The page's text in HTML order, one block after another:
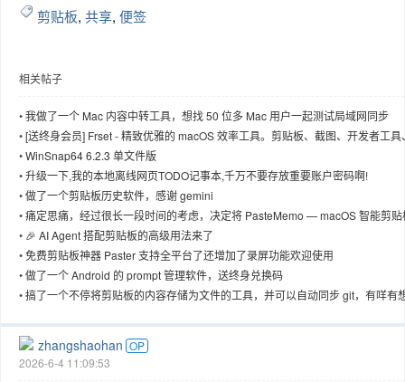
剪贴板, 共享, 便签
相关帖子
•我做了一个 Mac 内容中转工具，想找 50 位多 Mac 用户一起测试局域网同步
•[送终身会员] Frset - 精致优雅的 macOS 效率工具。剪贴板、截图、开发者工具
Markdown、放假日历等...
•WinSnap64 6.2.3 单文件版
•升级一下,我的本地离线网页TODO记事本,千万不要存放重要账户密码啊!
•做了一个剪贴板历史软件，感谢 gemini
•痛定思痛，经过很长一段时间的考虑，决定将 PasteMemo — macOS 智能剪贴
管理器，今天正式开源了！
• 🎉 AI Agent 搭配剪贴板的高级用法来了
•免费剪贴板神器 Paster 支持全平台了还增加了录屏功能欢迎使用
•做了一个 Android 的 prompt 管理软件，送终身兑换码
•搞了一个不停将剪贴板的内容存储为文件的工具，并可以自动同步 git，有咩有
zhangshaohan OP
2026-6-4 11:09:53